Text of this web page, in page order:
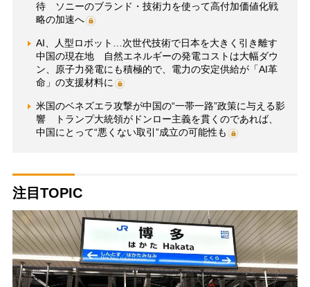
待 ソニーのブランド・技術力を使って高付加価値化戦
略の加速へ
AI、人型ロボット…次世代技術で日本を大きく引き離す
中国の現在地 自然エネルギーの発電コストは大幅ダウ
ン、原子力発電にも積極的で、電力の安定供給が「AI革
命」の支援材料に
米国のベネズエラ攻撃が中国の“一帯一路”政策に与える影
響 トランプ大統領がドンロー主義を貫くのであれば、
中国にとって“悪くない取引”成立の可能性も
注目TOPIC